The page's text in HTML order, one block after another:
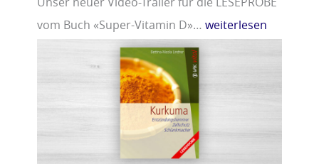
vom Buch «Super-Vitamin D»… weiterlesen